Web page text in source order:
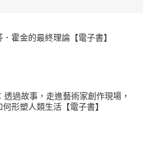
霍金的最終理論【電子書】
透過故事，走進藝術家創作現場，
形塑人類生活【電子書】